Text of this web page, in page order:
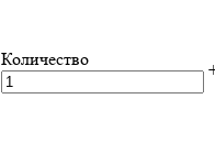
Количество